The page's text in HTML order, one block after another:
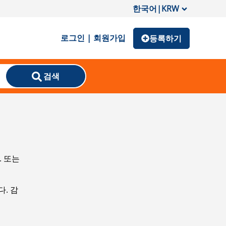
한국어|KRW
로그인 | 회원가입 등록하기
검색
또는
. 감